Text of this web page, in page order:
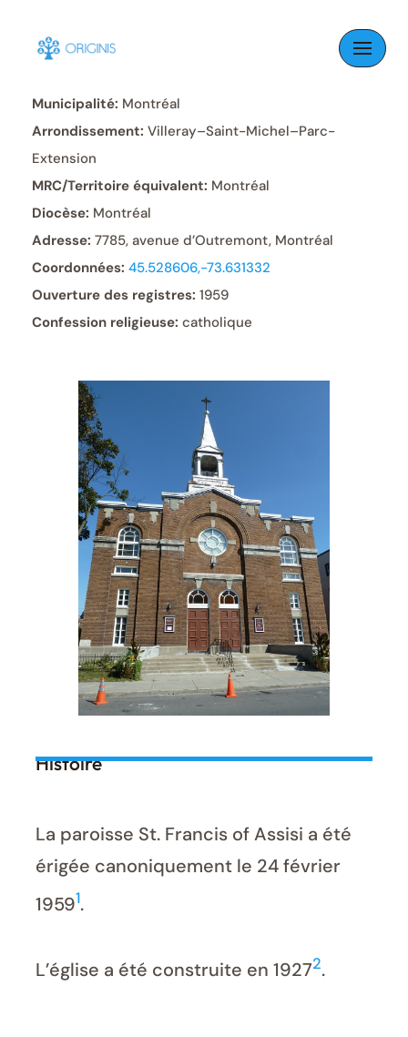
Skip
Municipalité: Montréal
Arrondissement: Villeray–Saint-Michel–Parc-
Extension
MRC/Territoire équivalent: Montréal
Diocèse: Montréal
Adresse: 7785, avenue d’Outremont, Montréal
Coordonnées: 45.528606,-73.631332
Ouverture des registres: 1959
Confession religieuse: catholique
Histoire
La paroisse St. Francis of Assisi a été
érigée canoniquement le 24 février
19591.
L’église a été construite en 19272.